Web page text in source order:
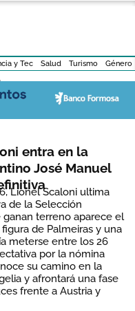
y Tec Salud Turismo Género
-
entra en la
José Manuel
Lionel Scaloni ultima
de la Selección
terreno aparece el
de Palmeiras y una
meterse entre los 26
por la nómina
su camino en la
y afrontará una fase
frente a Austria y